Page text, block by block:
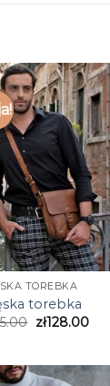
TOREBKA
torebka
zł128.00